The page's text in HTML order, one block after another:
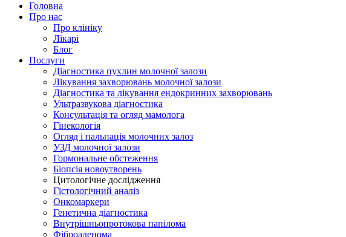
Головна
Про нас
Про клініку
Лікарі
Блог
Послуги
Діагностика пухлин молочної залози
Лікування захворювань молочної залози
Діагностика та лікування ендокринних захворювань
Ультразвукова діагностика
Консультація та огляд мамолога
Гінекологія
Огляд і пальпація молочних залоз
УЗД молочної залози
Гормональне обстеження
Біопсія новоутворень
Цитологічне дослідження
Гістологічний аналіз
Онкомаркери
Генетична діагностика
Внутрішньопротокова папілома
Фіброаденома